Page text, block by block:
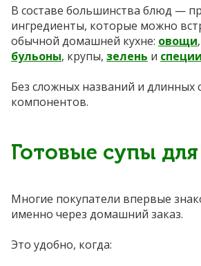
В составе большинства блюд —
ингредиенты, которые можно
обычной домашней кухне: овощи,
бульоны, крупы, зелень и специи
Без сложных названий и длинных
компонентов.
Готовые супы
Многие покупатели впервые
именно через домашний заказ.
Это удобно, когда: